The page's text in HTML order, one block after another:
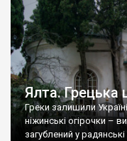
Ялта. Грецька
Греки залишили
ніжинські огірочки –
загублений у